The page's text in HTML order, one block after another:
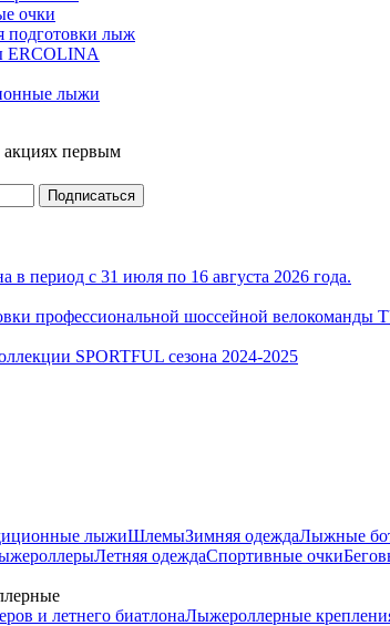
очки
подготовки лыж
ERCOLINA
лыжи
акциях первым
в период с 31 июля по 16 августа 2026 года.
профессиональной шоссейной велокоманды
SPORTFUL сезона 2024-2025
лыжиШлемыЗимняя одеждаЛыжные
Летняя одеждаСпортивные очки
и летнего биатлонаЛыжероллерные